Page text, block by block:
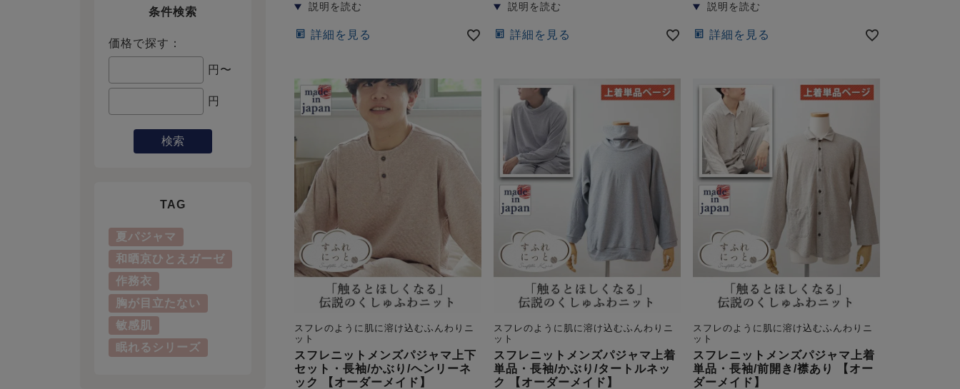
条件検索
価格で探す：
円〜
円
検索
TAG
夏パジャマ
和晒京ひとえガーゼ
作務衣
胸が目立たない
敏感肌
眠れるシリーズ
詳細を見る 詳細を見る 詳細を見る
スフレのように肌に溶け込むふんわりニ
ット
スフレニットメンズパジャマ上下
セット・長袖/かぶり/ヘンリーネ
ック 【オーダーメイド】
スフレのように肌に溶け込むふんわりニ
ット
スフレニットメンズパジャマ上着
単品・長袖/かぶり/タートルネッ
ク 【オーダーメイド】
スフレのように肌に溶け込むふんわりニ
ット
スフレニットメンズパジャマ上着
単品・長袖/前開き/襟あり 【オー
ダーメイド】